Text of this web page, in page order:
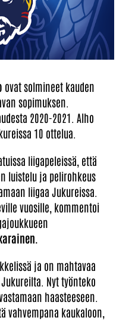
ovat solmineet kauden
sopimuksen.
2020-2021. Alho
10 ottelua.
liigapeleissä, että
luistelu ja pelirohkeus
liigaa Jukureissa.
vuosille, kommentoi
ja on mahtavaa
Nyt työnteko
haasteeseen.
vahvempana kaukaloon,